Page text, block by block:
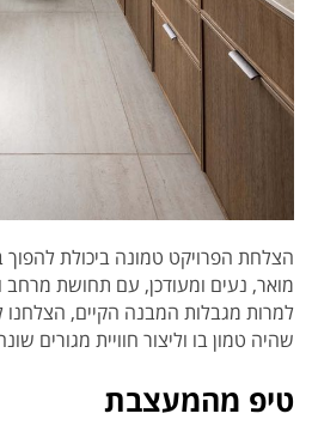
הצלחת הפרויקט טמונה ביכולת להפוך
מואר, נעים ומעודכן, עם תחושת מרחב
למרות מגבלות המבנה הקיים,
שהיה טמון בו וליצור חוויית מגורים
טיפ מהמעצבת